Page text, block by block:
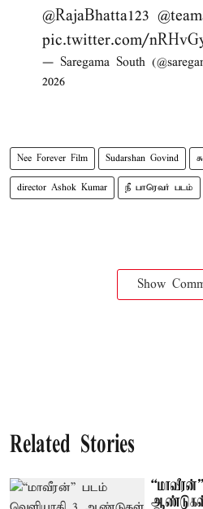
@RajaBhatta123
pic.twitter.com/
— Saregama South
2026
Nee Forever Film Sudarshan Govind
director Ashok Kumar நீ பாரெவர் படம்
Show
Related Stories
ஆண்டுகள்